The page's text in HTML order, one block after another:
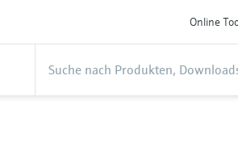
Online